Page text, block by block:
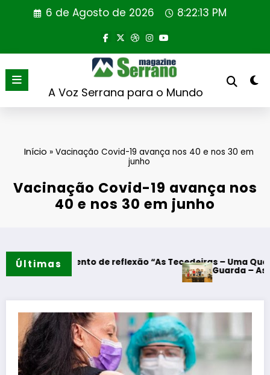
6 de Agosto de 2026 8:22:13 PM
A Voz Serrana para o Mundo
Início »Vacinação Covid-19 avança nos 40 e nos 30 em
junho
Vacinação Covid-19 avança nos
40 e nos 30 em junho
Últimasde reflexão “As Tecedeiras – Uma Questão de
Guarda – Assinatura